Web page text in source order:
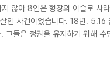
않아 8인은 형장의 이슬로 사
인 사건이었습니다. 18년.
그들은 정권을 유지하기 위해 수
고문 및 조작 폭로로 뜻한 바를